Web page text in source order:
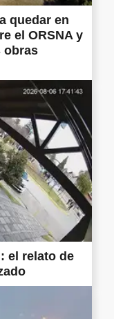
quedar en
el ORSNA y
obras
el relato de